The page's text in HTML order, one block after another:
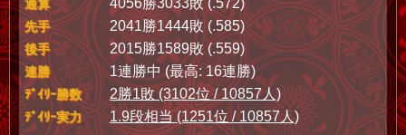
通算 4056勝3033敗 (.572)
先手 2041勝1444敗 (.585)
後手 2015勝1589敗 (.559)
連勝 1連勝中 (最高: 16連勝)
ﾃﾞｲﾘｰ勝数 2勝1敗 (3102位 / 10857人)
ﾃﾞｲﾘｰ実力 1.9段相当 (1251位 / 10857人)